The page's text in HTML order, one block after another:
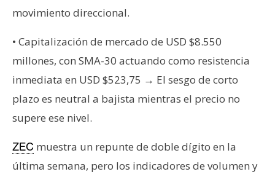
s
s
C
o
n
a
c
movimiento direccional.
• Capitalización de mercado de USD $8.550
millones, con SMA-30 actuando como resistencia
inmediata en USD $523,75 → El sesgo de corto
plazo es neutral a bajista mientras el precio no
supere ese nivel.
ZEC muestra un repunte de doble dígito en la
última semana, pero los indicadores de volumen y